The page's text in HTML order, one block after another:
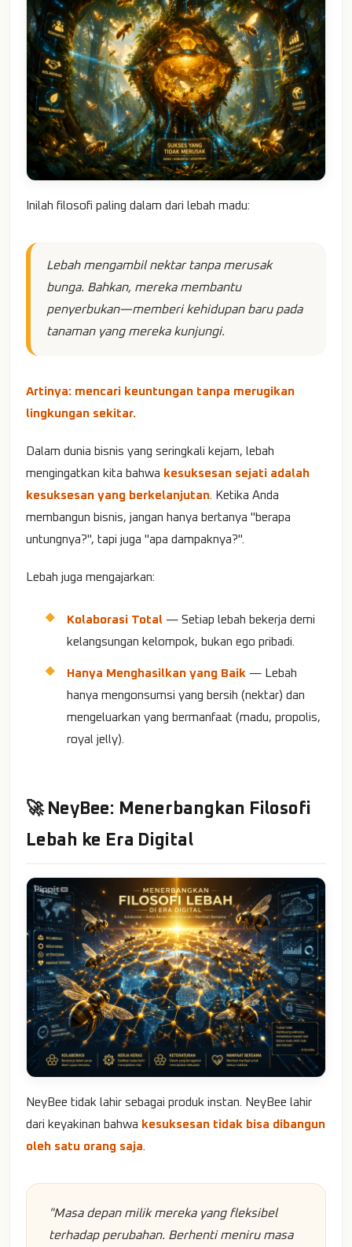
Inilah filosofi paling dalam dari lebah madu:
Lebah mengambil nektar tanpa merusak
bunga. Bahkan, mereka membantu
penyerbukan—memberi kehidupan baru pada
tanaman yang mereka kunjungi.
Artinya: mencari keuntungan tanpa merugikan
lingkungan sekitar.
Dalam dunia bisnis yang seringkali kejam, lebah
mengingatkan kita bahwa kesuksesan sejati adalah
kesuksesan yang berkelanjutan . Ketika Anda
membangun bisnis, jangan hanya bertanya "berapa
untungnya?", tapi juga "apa dampaknya?".
Lebah juga mengajarkan:
Kolaborasi Total — Setiap lebah bekerja demi
kelangsungan kelompok, bukan ego pribadi.
Hanya Menghasilkan yang Baik — Lebah
hanya mengonsumsi yang bersih (nektar) dan
mengeluarkan yang bermanfaat (madu, propolis,
royal jelly).
🚀 NeyBee: Menerbangkan Filosofi
Lebah ke Era Digital
NeyBee tidak lahir sebagai produk instan. NeyBee lahir
dari keyakinan bahwa kesuksesan tidak bisa dibangun
oleh satu orang saja
"Masa depan milik mereka yang fleksibel
terhadap perubahan. Berhenti meniru masa